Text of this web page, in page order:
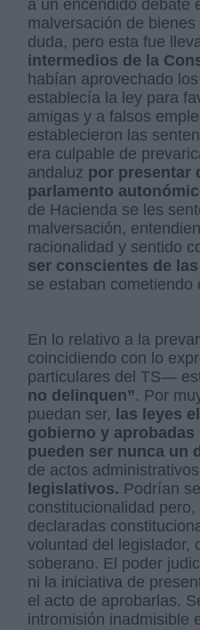
a un encendido debate
malversación de
duda, pero esta fue
intermedios de la
habían aprovechado
establecía la ley para
amigas y a falsos
establecieron las
era culpable de
andaluz por presentar
parlamento
de Hacienda se les
malversación,
racionalidad y sentido
ser conscientes de
se estaban cometiendo
En lo relativo a la
coincidiendo con lo
particulares del TS—
no delinquen”. Por
puedan ser,
las leyes
gobierno y
pueden ser nunca un
de actos
legislativos. Podrían
constitucionalidad
declaradas
voluntad del legislador,
soberano. El poder
ni la iniciativa de
el acto de aprobarlas.
intromisión inadmisible